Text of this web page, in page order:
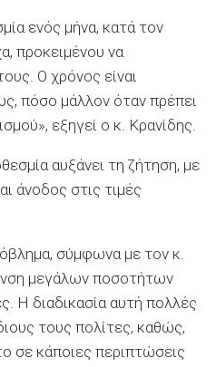
ενός μήνα, κατά τον
προκειμένου να
Ο χρόνος είναι
πόσο μάλλον όταν πρέπει
εξηγεί ο κ. Κρανίδης.
αυξάνει τη ζήτηση, με
άνοδος στις τιμές
σύμφωνα με τον κ.
μεγάλων ποσοτήτων
Η διαδικασία αυτή πολλές
τους πολίτες, καθώς,
σε κάποιες περιπτώσεις